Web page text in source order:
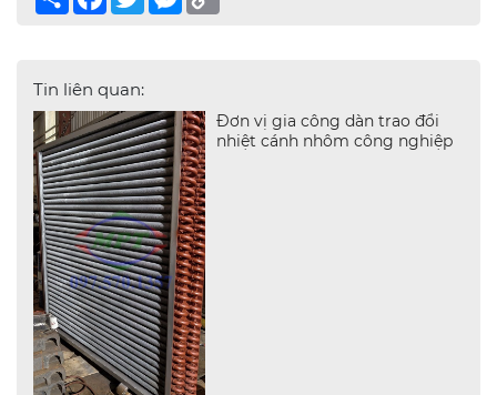
Tin liên quan:
Đơn vị gia công dàn trao đổi
nhiệt cánh nhôm công nghiệp